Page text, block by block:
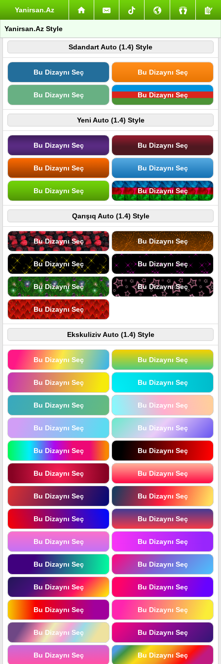
Yanirsan.Az
Yanirsan.Az Style
Sdandart Auto (1.4) Style
Bu Dizaynı Seç Bu Dizaynı Seç
Bu Dizaynı Seç Bu Dizaynı Seç
Yeni Auto (1.4) Style
Bu Dizaynı Seç Bu Dizaynı Seç
Bu Dizaynı Seç Bu Dizaynı Seç
Bu Dizaynı Seç Bu Dizaynı Seç
Qarışıq Auto (1.4) Style
Bu Dizaynı Seç Bu Dizaynı Seç
Bu Dizaynı Seç Bu Dizaynı Seç
Bu Dizaynı Seç Bu Dizaynı Seç
Bu Dizaynı Seç
Ekskuliziv Auto (1.4) Style
Bu Dizaynı Seç Bu Dizaynı Seç
Bu Dizaynı Seç Bu Dizaynı Seç
Bu Dizaynı Seç Bu Dizaynı Seç
Bu Dizaynı Seç Bu Dizaynı Seç
Bu Dizaynı Seç Bu Dizaynı Seç
Bu Dizaynı Seç Bu Dizaynı Seç
Bu Dizaynı Seç Bu Dizaynı Seç
Bu Dizaynı Seç Bu Dizaynı Seç
Bu Dizaynı Seç Bu Dizaynı Seç
Bu Dizaynı Seç Bu Dizaynı Seç
Bu Dizaynı Seç Bu Dizaynı Seç
Bu Dizaynı Seç Bu Dizaynı Seç
Bu Dizaynı Seç Bu Dizaynı Seç
Bu Dizaynı Seç Bu Dizaynı Seç